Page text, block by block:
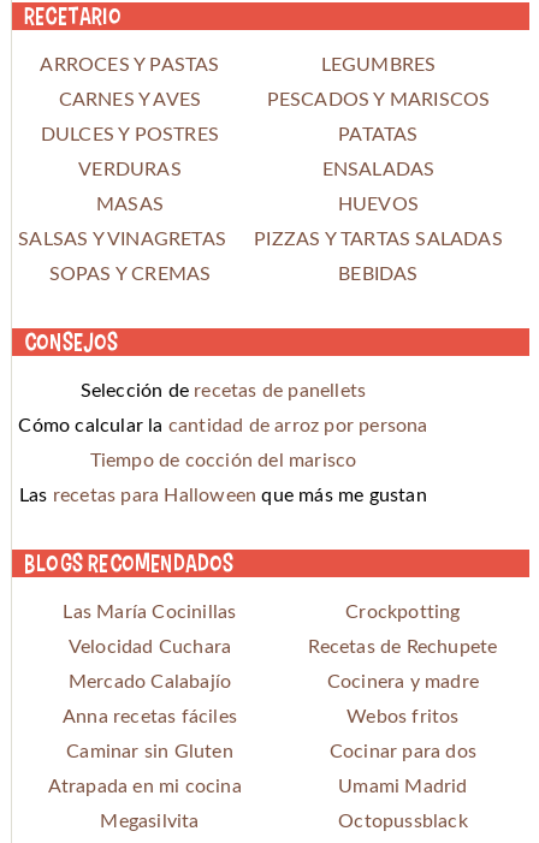
Recetario
ARROCES Y PASTAS
LEGUMBRES
CARNES Y AVES
PESCADOS Y MARISCOS
DULCES Y POSTRES
PATATAS
VERDURAS
ENSALADAS
MASAS
HUEVOS
SALSAS Y VINAGRETAS
PIZZAS Y TARTAS SALADAS
SOPAS Y CREMAS
BEBIDAS
Consejos
Selección de recetas de panellets
Cómo calcular la cantidad de arroz por persona
Tiempo de cocción del marisco
Las recetas para Halloween que más me gustan
Blogs recomendados
Las María Cocinillas
Crockpotting
Velocidad Cuchara
Recetas de Rechupete
Mercado Calabajío
Cocinera y madre
Anna recetas fáciles
Webos fritos
Caminar sin Gluten
Cocinar para dos
Atrapada en mi cocina
Umami Madrid
Megasilvita
Octopussblack